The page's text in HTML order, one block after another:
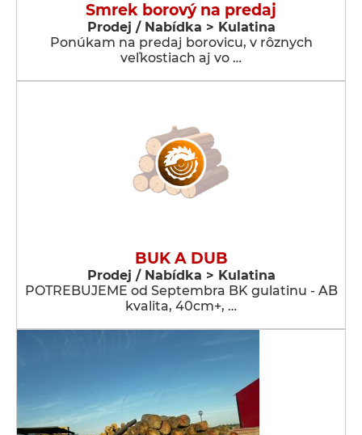
Smrek borový na predaj
Prodej / Nabídka > Kulatina
Ponúkam na predaj borovicu, v rôznych
veľkostiach aj vo …
BUK A DUB
Prodej / Nabídka > Kulatina
POTREBUJEME od Septembra BK gulatinu - AB
kvalita, 40cm+, …